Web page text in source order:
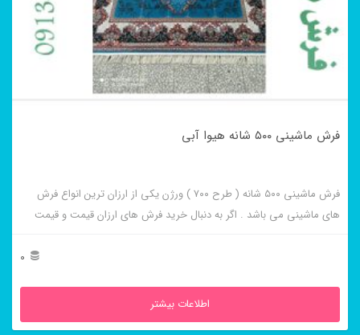
فرش ماشینی ۵۰۰ شانه هیوا آبی
فرش ماشینی ۵۰۰ شانه ( طرح ۷۰۰ ) ورژن یکی از ارزان ترین انواع فرش
های ماشینی می باشد . اگر به دنبال خرید فرش های ارزان قیمت و قیمت
0
اطلاعات بیشتر